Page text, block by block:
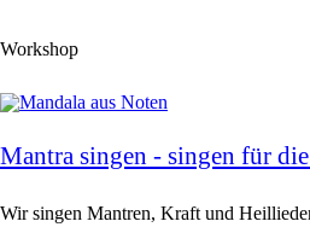
Workshop
Mantra singen - singen für
Wir singen Mantren, Kraft und